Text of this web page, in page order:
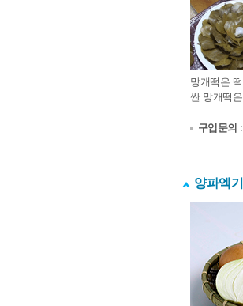
망개떡은
싼 망개떡
구입문의
양파엑